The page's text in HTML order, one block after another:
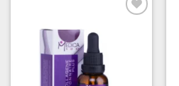
Προσθήκη